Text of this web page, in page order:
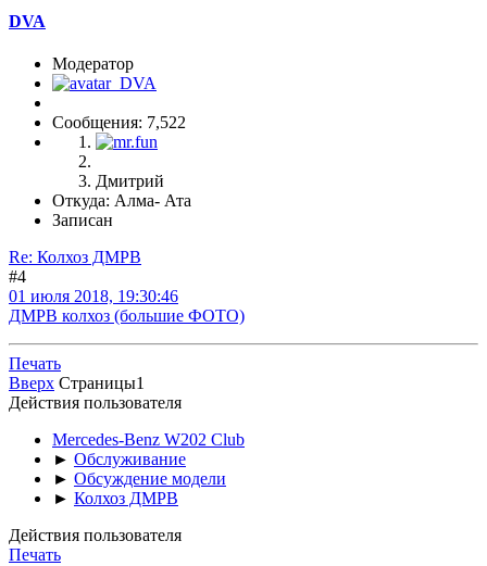
DVA
Модератор
Сообщения: 7,522
Дмитрий
Откуда: Алма- Ата
Записан
Re: Колхоз ДМРВ
#4
01 июля 2018, 19:30:46
ДМРВ колхоз (большие ФОТО)
Печать
Вверх Страницы1
Действия пользователя
Mercedes-Benz W202 Club
► Обслуживание
► Обсуждение модели
► Колхоз ДМРВ
Действия пользователя
Печать